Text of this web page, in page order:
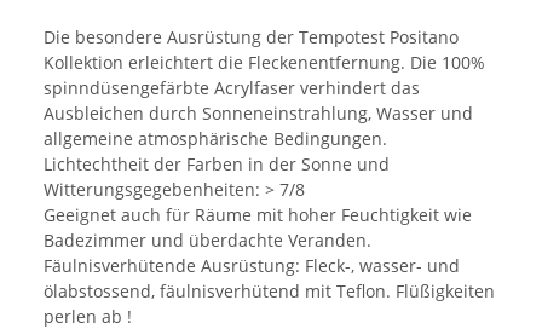
Die besondere Ausrüstung der Tempotest Positano
Kollektion erleichtert die Fleckenentfernung. Die 100%
spinndüsengefärbte Acrylfaser verhindert das
Ausbleichen durch Sonneneinstrahlung, Wasser und
allgemeine atmosphärische Bedingungen.
Lichtechtheit der Farben in der Sonne und
Witterungsgegebenheiten: > 7/8
Geeignet auch für Räume mit hoher Feuchtigkeit wie
Badezimmer und überdachte Veranden.
Fäulnisverhütende Ausrüstung: Fleck-, wasser- und
ölabstossend, fäulnisverhütend mit Teflon. Flüßigkeiten
perlen ab !